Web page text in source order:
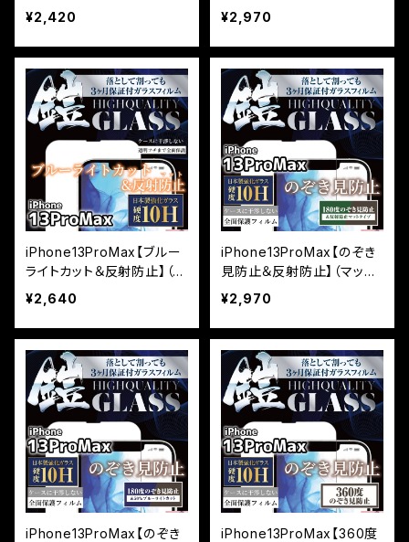
スフィルム『鎧』全面フルカ
バー
¥2,420
ルム『鎧』全面フルカバー
¥2,970
iPhone13ProMax【ブルー
ライトカット＆反射防止】（マ
ット）保証付きガラスフィル
ム『鎧』全面フルカバー
¥2,640
iPhone13ProMax【のぞき
見防止＆反射防止】（マット
タイプ）保証付きガラスフィ
ルム『鎧』全面フルカバー
¥2,970
iPhone13ProMax【のぞき
iPhone13ProMax【360度